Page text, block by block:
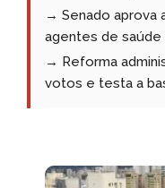
→ Senado aprova
agentes de
→ Reforma
votos e testa a